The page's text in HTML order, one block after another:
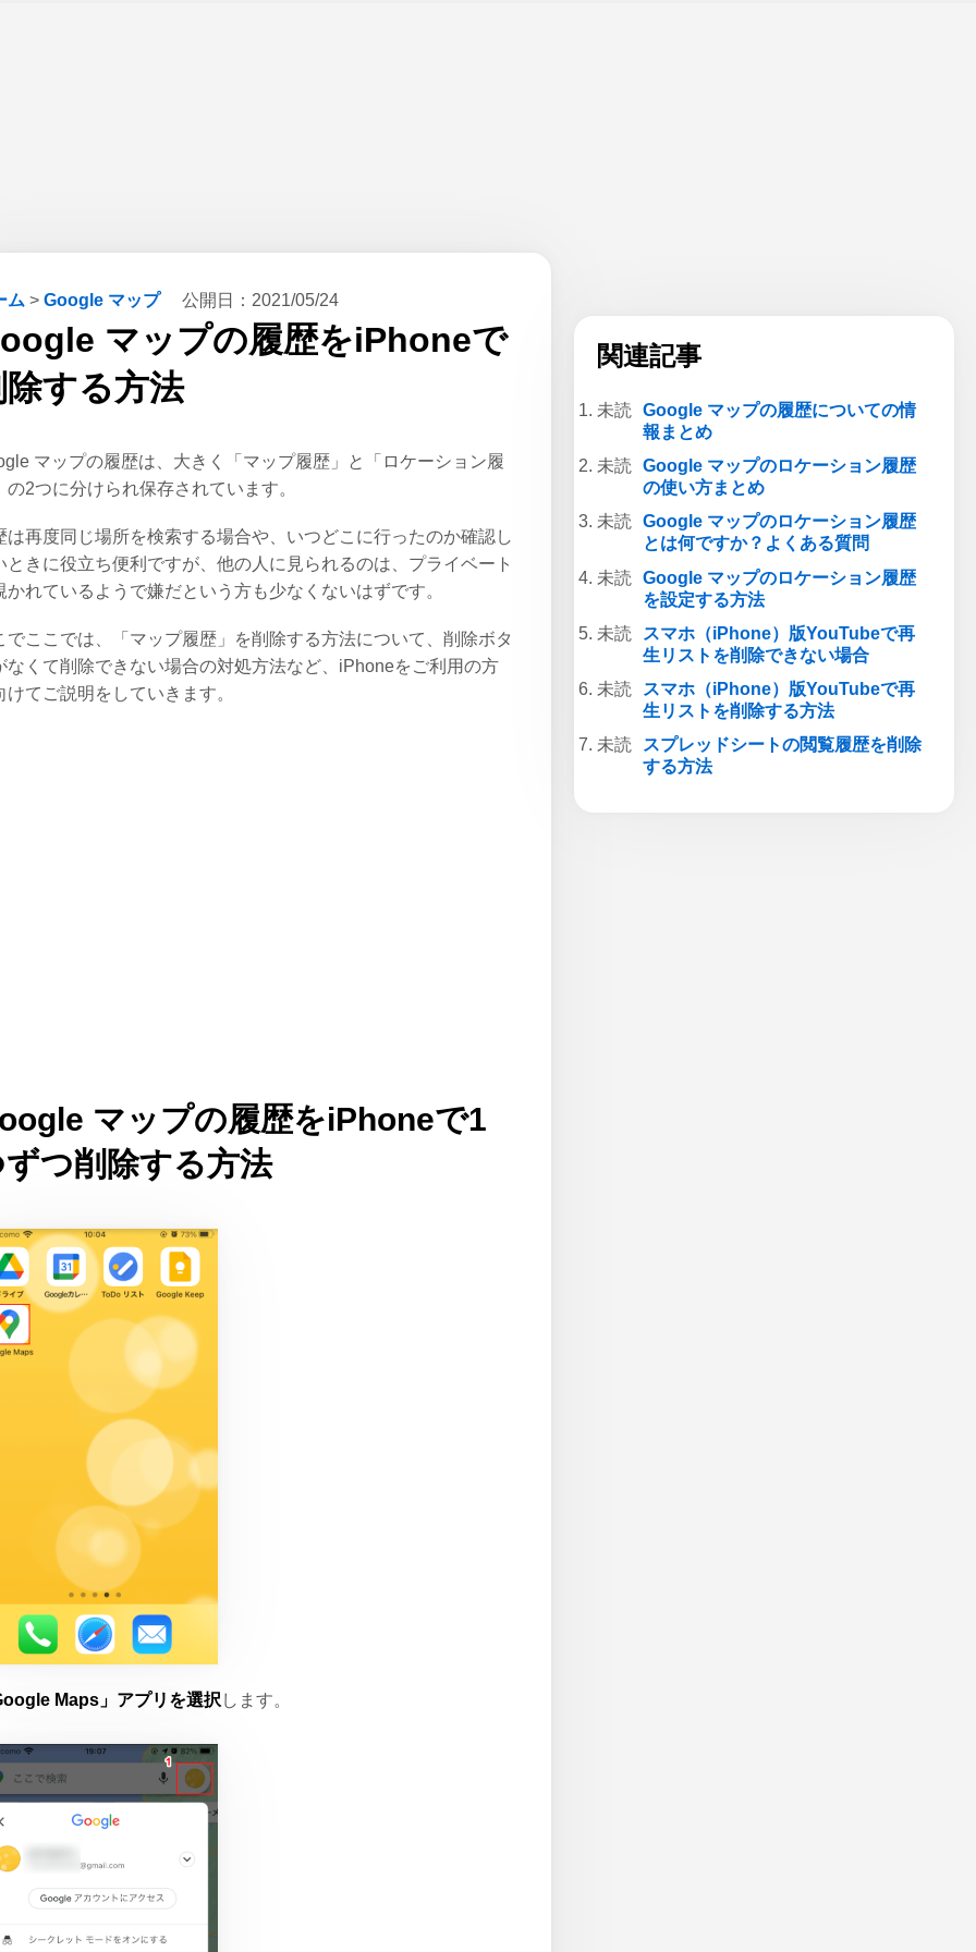
ム > Google マップ 公開日： 2021/05/24
マップの履歴をiPhoneで
除する方法
マップの履歴は、大きく「マップ履歴」と「ロケーション履
の2つに分けられ保存されています。
は再度同じ場所を検索する場合や、いつどこに行ったのか確認し
ときに役立ち便利ですが、他の人に見られるのは、プライベート
かれているようで嫌だという方も少なくないはずです。
でここでは、「マップ履歴」を削除する方法について、削除ボタ
なくて削除できない場合の対処方法など、iPhoneをご利用の方
けてご説明をしていきます。
マップの履歴をiPhoneで1
つ削除する方法
Maps」アプリを選択します。
関連記事
Google マップの履歴についての情
報まとめ
Google マップのロケーション履歴
の使い方まとめ
Google マップのロケーション履歴
とは何ですか？よくある質問
Google マップのロケーション履歴
を設定する方法
スマホ（iPhone）版YouTubeで再
生リストを削除できない場合
スマホ（iPhone）版YouTubeで再
生リストを削除する方法
スプレッドシートの閲覧履歴を削除
する方法